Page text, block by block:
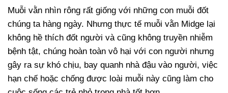
Muỗi vằn nhìn rông rất giống với những con muỗi đốt
chúng ta hàng ngày. Nhưng thực tế muỗi vằn Midge lại
không hề thích đốt người và cũng không truyền nhiễm
bệnh tật, chúng hoàn toàn vô hại với con người nhưng
gây ra sự khó chịu, bay quanh nhà đậu vào người, việc
hạn chế hoặc chống được loài muỗi này cũng làm cho